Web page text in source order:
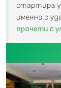
стартира
именно с
прочети с